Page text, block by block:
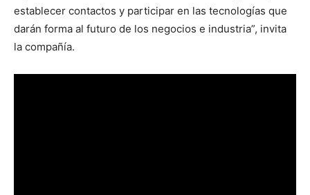
establecer contactos y participar en las tecnologías que
darán forma al futuro de los negocios e industria”, invita
la compañía.